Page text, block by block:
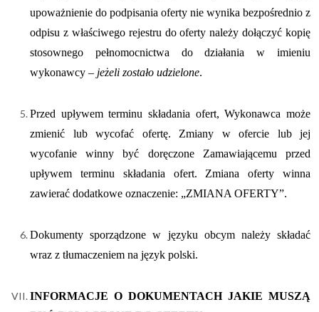
upoważnienie do podpisania oferty nie wynika bezpośrednio z
odpisu z właściwego rejestru do oferty należy dołączyć kopię
stosownego pełnomocnictwa do działania w imieniu
wykonawcy – jeżeli zostało udzielone.
Przed upływem terminu składania ofert, Wykonawca może
zmienić lub wycofać ofertę. Zmiany w ofercie lub jej
wycofanie winny być doręczone Zamawiającemu przed
upływem terminu składania ofert. Zmiana oferty winna
zawierać dodatkowe oznaczenie: „ZMIANA OFERTY”.
Dokumenty sporządzone w języku obcym należy składać
wraz z tłumaczeniem na język polski.
INFORMACJE O DOKUMENTACH JAKIE MUSZĄ